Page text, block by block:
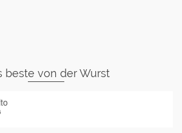
beste von der Wurst